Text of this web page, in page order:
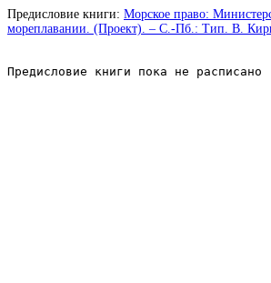
Предисловие книги: Морское право:
мореплавании. (Проект). – С.-Пб.: Тип. В.
Предисловие книги пока не расписано